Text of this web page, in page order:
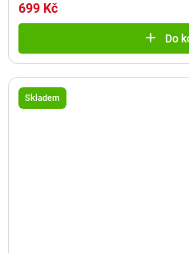
699 Kč
Do
Skladem